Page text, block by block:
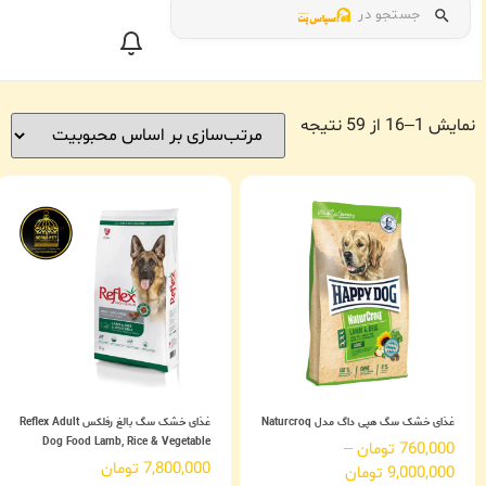
جستجو در
نمایش 1–16 از 59 نتیجه
غذای خشک سگ هپی داگ مدل Naturcroq
760,000 تومان –
9,000,000 تومان
غذای خشک سگ بالغ رفلکس Reflex Adult
Dog Food Lamb, Rice & Vegetable
7,800,000 تومان